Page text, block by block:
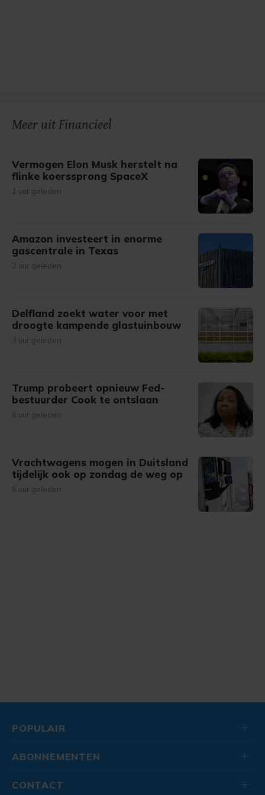
Meer uit Financieel
Vermogen Elon Musk herstelt na
flinke koerssprong SpaceX
1 uur geleden
Amazon investeert in enorme
gascentrale in Texas
2 uur geleden
Delfland zoekt water voor met
droogte kampende glastuinbouw
3 uur geleden
Trump probeert opnieuw Fed-
bestuurder Cook te ontslaan
6 uur geleden
Vrachtwagens mogen in Duitsland
tijdelijk ook op zondag de weg op
6 uur geleden
POPULAIR
ABONNEMENTEN
CONTACT